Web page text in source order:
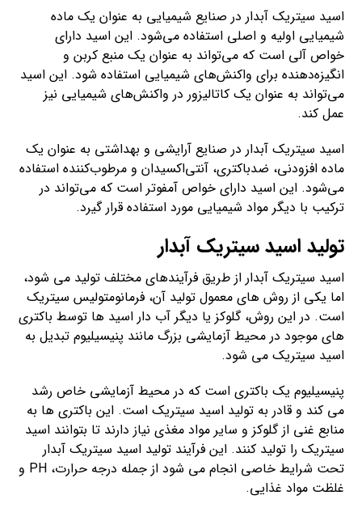
اسید سیتریک آبدار در صنایع شیمیایی به عنوان یک ماده
شیمیایی اولیه و اصلی استفاده می‌شود. این اسید دارای
خواص آلی است که می‌تواند به عنوان یک منبع کربن و
انگیزه‌دهنده برای واکنش‌های شیمیایی استفاده شود. این اسید
می‌تواند به عنوان یک کاتالیزور در واکنش‌های شیمیایی نیز
عمل کند.
اسید سیتریک آبدار در صنایع آرایشی و بهداشتی به عنوان یک
ماده افزودنی، ضدباکتری، آنتی‌اکسیدان و مرطوب‌کننده استفاده
می‌شود. این اسید دارای خواص آمفوتر است که می‌تواند در
ترکیب با دیگر مواد شیمیایی مورد استفاده قرار گیرد.
تولید اسید سیتریک آبدار
اسید سیتریک آبدار از طریق فرآیندهای مختلف تولید می شود،
اما یکی از روش های معمول تولید آن، فرمانومتولیس سیتریک
است. در این روش، گلوکز یا دیگر آب دار اسید ها توسط باکتری
های موجود در محیط آزمایشی بزرگ مانند پنیسیلیوم تبدیل به
اسید سیتریک می شود.
پنیسیلیوم یک باکتری است که در محیط آزمایشی خاص رشد
می کند و قادر به تولید اسید سیتریک است. این باکتری ها به
منابع غنی از گلوکز و سایر مواد مغذی نیاز دارند تا بتوانند اسید
سیتریک را تولید کنند. این فرآیند تولید اسید سیتریک آبدار
تحت شرایط خاصی انجام می شود از جمله درجه حرارت، PH و
غلظت مواد غذایی.